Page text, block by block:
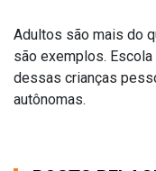
Adultos são mais do
são exemplos.
dessas crianças
autônomas.